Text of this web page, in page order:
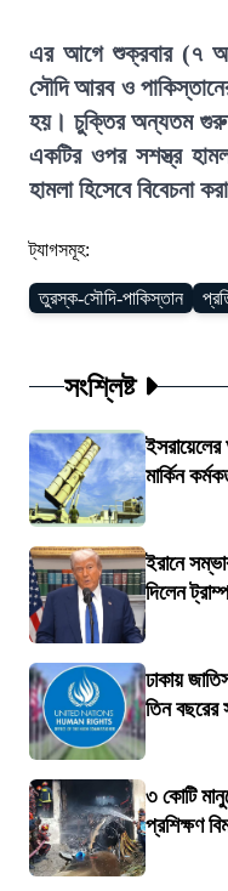
এর আগে শুক্রবার (৭
সৌদি আরব ও
হয়। চুক্তির অন্যতম
একটির ওপর সশস্ত্র
হামলা হিসেবে বিবেচনা
ট্যাগসমূহ:
তুরস্ক-সৌদি-পাকিস্তান
সংশ্লিষ্ট
মার্কিন
ইরানে
দিলেন ট্রাম্প
ঢাকায়
তিন
৩ কোটি
প্রশিক্ষণ